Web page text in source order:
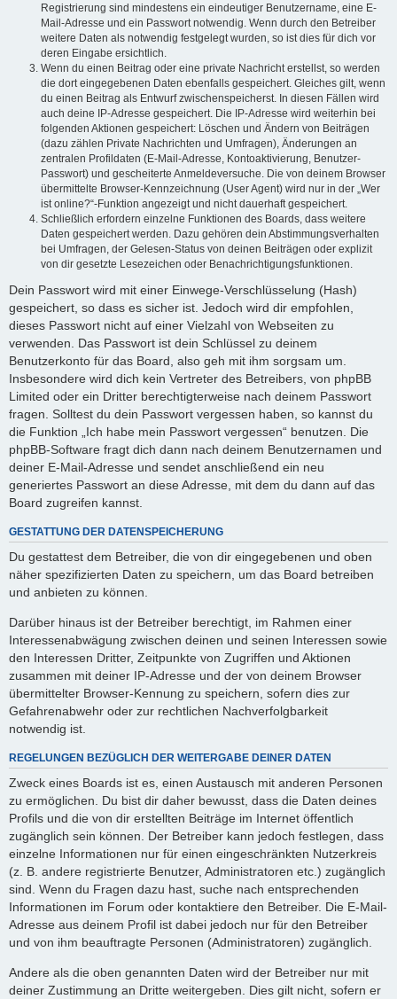
Registrierung sind mindestens ein eindeutiger Benutzername, eine E-
Mail-Adresse und ein Passwort notwendig. Wenn durch den Betreiber
weitere Daten als notwendig festgelegt wurden, so ist dies für dich vor
deren Eingabe ersichtlich.
Wenn du einen Beitrag oder eine private Nachricht erstellst, so werden
die dort eingegebenen Daten ebenfalls gespeichert. Gleiches gilt, wenn
du einen Beitrag als Entwurf zwischenspeicherst. In diesen Fällen wird
auch deine IP-Adresse gespeichert. Die IP-Adresse wird weiterhin bei
folgenden Aktionen gespeichert: Löschen und Ändern von Beiträgen
(dazu zählen Private Nachrichten und Umfragen), Änderungen an
zentralen Profildaten (E-Mail-Adresse, Kontoaktivierung, Benutzer-
Passwort) und gescheiterte Anmeldeversuche. Die von deinem Browser
übermittelte Browser-Kennzeichnung (User Agent) wird nur in der „Wer
ist online?“-Funktion angezeigt und nicht dauerhaft gespeichert.
Schließlich erfordern einzelne Funktionen des Boards, dass weitere
Daten gespeichert werden. Dazu gehören dein Abstimmungsverhalten
bei Umfragen, der Gelesen-Status von deinen Beiträgen oder explizit
von dir gesetzte Lesezeichen oder Benachrichtigungsfunktionen.
Dein Passwort wird mit einer Einwege-Verschlüsselung (Hash)
gespeichert, so dass es sicher ist. Jedoch wird dir empfohlen,
dieses Passwort nicht auf einer Vielzahl von Webseiten zu
verwenden. Das Passwort ist dein Schlüssel zu deinem
Benutzerkonto für das Board, also geh mit ihm sorgsam um.
Insbesondere wird dich kein Vertreter des Betreibers, von phpBB
Limited oder ein Dritter berechtigterweise nach deinem Passwort
fragen. Solltest du dein Passwort vergessen haben, so kannst du
die Funktion „Ich habe mein Passwort vergessen“ benutzen. Die
phpBB-Software fragt dich dann nach deinem Benutzernamen und
deiner E-Mail-Adresse und sendet anschließend ein neu
generiertes Passwort an diese Adresse, mit dem du dann auf das
Board zugreifen kannst.
GESTATTUNG DER DATENSPEICHERUNG
Du gestattest dem Betreiber, die von dir eingegebenen und oben
näher spezifizierten Daten zu speichern, um das Board betreiben
und anbieten zu können.
Darüber hinaus ist der Betreiber berechtigt, im Rahmen einer
Interessenabwägung zwischen deinen und seinen Interessen sowie
den Interessen Dritter, Zeitpunkte von Zugriffen und Aktionen
zusammen mit deiner IP-Adresse und der von deinem Browser
übermittelter Browser-Kennung zu speichern, sofern dies zur
Gefahrenabwehr oder zur rechtlichen Nachverfolgbarkeit
notwendig ist.
REGELUNGEN BEZÜGLICH DER WEITERGABE DEINER DATEN
Zweck eines Boards ist es, einen Austausch mit anderen Personen
zu ermöglichen. Du bist dir daher bewusst, dass die Daten deines
Profils und die von dir erstellten Beiträge im Internet öffentlich
zugänglich sein können. Der Betreiber kann jedoch festlegen, dass
einzelne Informationen nur für einen eingeschränkten Nutzerkreis
(z. B. andere registrierte Benutzer, Administratoren etc.) zugänglich
sind. Wenn du Fragen dazu hast, suche nach entsprechenden
Informationen im Forum oder kontaktiere den Betreiber. Die E-Mail-
Adresse aus deinem Profil ist dabei jedoch nur für den Betreiber
und von ihm beauftragte Personen (Administratoren) zugänglich.
Andere als die oben genannten Daten wird der Betreiber nur mit
deiner Zustimmung an Dritte weitergeben. Dies gilt nicht, sofern er